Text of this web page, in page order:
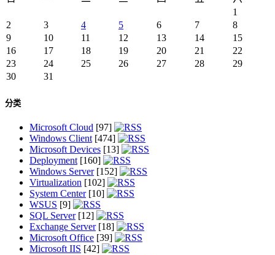
1
2
3 4 5 6 7
8
9
10 11 12 13 14
15
16
17 18 19 20 21
22
23
24 25 26 27 28
29
30
31
分类
Microsoft Cloud [97]
Windows Client[474]
Microsoft Devices [13]
Deployment[160]
Windows Server[152]
Virtualization [102]
System Center[10]
WSUS [9]
SQL Server[12]
Exchange Server[18]
Microsoft Office [39]
Microsoft IIS [42]